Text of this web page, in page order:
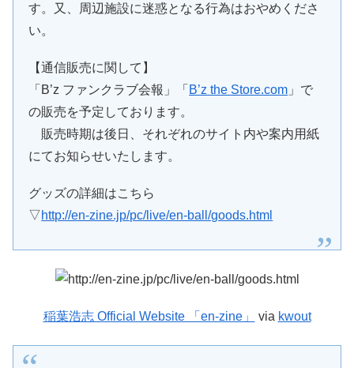
す。又、周辺施設に迷惑となる行為はおやめくださ
い。
【通信販売に関して】
「B’z ファンクラブ会報」「 B’z the Store.com 」で
の販売を予定しております。
販売時期は後日、それぞれのサイト内や案内用紙
にてお知らせいたします。
グッズの詳細はこちら
▽http://en-zine.jp/pc/live/en-ball/goods.html
稲葉浩志 Official Website 「en-zine」 via kwout